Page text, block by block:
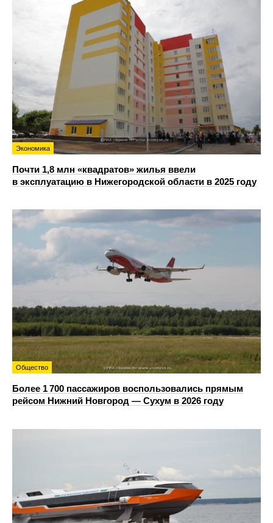
Экономика
Почти 1,8 млн «квадратов» жилья ввели
в эксплуатацию в Нижегородской области в 2025 году
Общество
Более 1 700 пассажиров воспользовались прямым
рейсом Нижний Новгород — Сухум в 2026 году